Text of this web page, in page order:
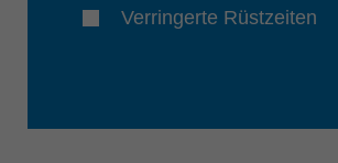
Verringerte Rüstzeiten